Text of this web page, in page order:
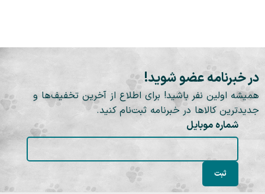
در خبرنامه عضو شوید!
همیشه اولین نفر باشید! برای اطلاع از آخرین تخفیف‌ها و
جدیدترین کالاها در خبرنامه ثبت‌نام کنید.
شماره موبایل